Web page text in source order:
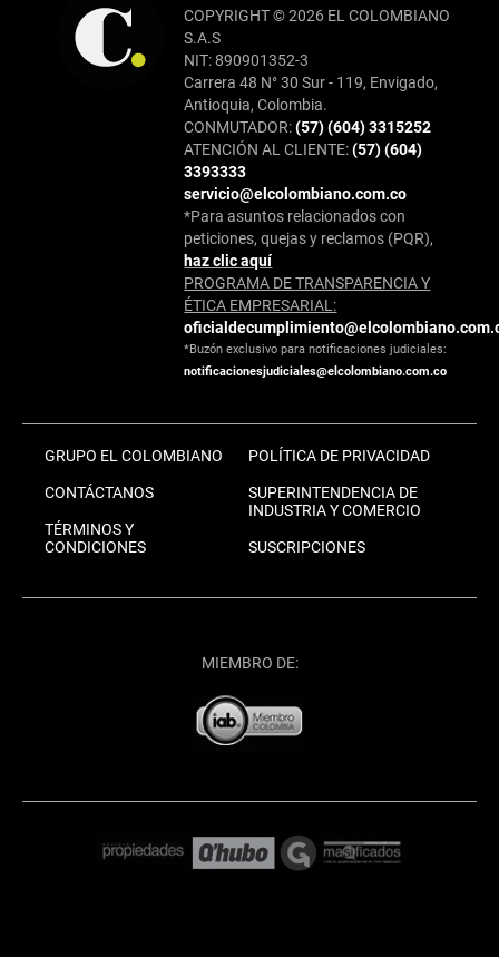
COPYRIGHT © 2026 EL COLOMBIANO
S.A.S
NIT: 890901352-3
Carrera 48 N° 30 Sur - 119, Envigado,
Antioquia, Colombia.
CONMUTADOR:(57) (604) 3315252
ATENCIÓN AL CLIENTE:(57) (604)
3393333
servicio@elcolombiano.com.co
*Para asuntos relacionados con
peticiones, quejas y reclamos (PQR),
haz clic aquí
PROGRAMA DE TRANSPARENCIA Y
ÉTICA EMPRESARIAL:
*Buzón exclusivo para notificaciones judiciales:
notificacionesjudiciales@elcolombiano.com.co
GRUPO EL COLOMBIANO
CONTÁCTANOS
TÉRMINOS Y
CONDICIONES
POLÍTICA DE PRIVACIDAD
SUPERINTENDENCIA DE
INDUSTRIA Y COMERCIO
SUSCRIPCIONES
MIEMBRO DE: